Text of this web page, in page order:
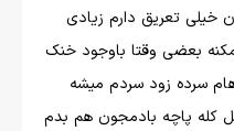
خیلی تعریق دارم زیادی
بعضی وقتا باوجود خنک
سرده زود سردم میشه
کله پاچه بادمجون هم بدم